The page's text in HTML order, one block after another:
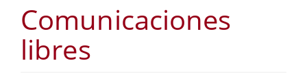
Comunicaciones
libres